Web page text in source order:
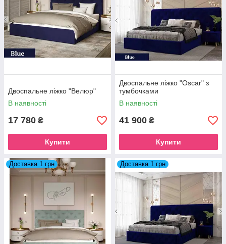
Двоспальне ліжко "Велюр"
В наявності
17 780 ₴
Купити
Двоспальне ліжко "Oscar" з
тумбочками
В наявності
41 900 ₴
Купити
Доставка 1 грн Доставка 1 грн